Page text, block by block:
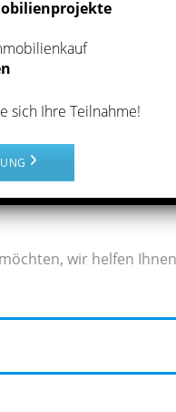
Ihre Wohnung in
kaum
bis zu
und hier ihren
Besonders bei den
wesentlich
als die meisten
wir helfen Ihnen
sich Ihre Teilnahme!